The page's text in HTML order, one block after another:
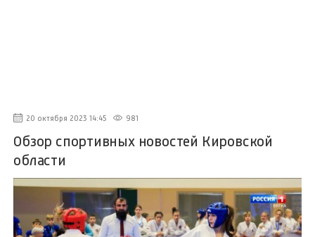
20 октября 2023 14:45 981
Обзор спортивных новостей Кировской
области